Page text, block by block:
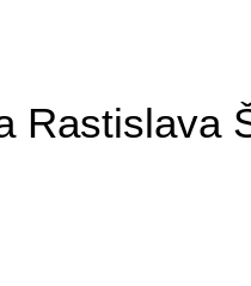
Rastislava